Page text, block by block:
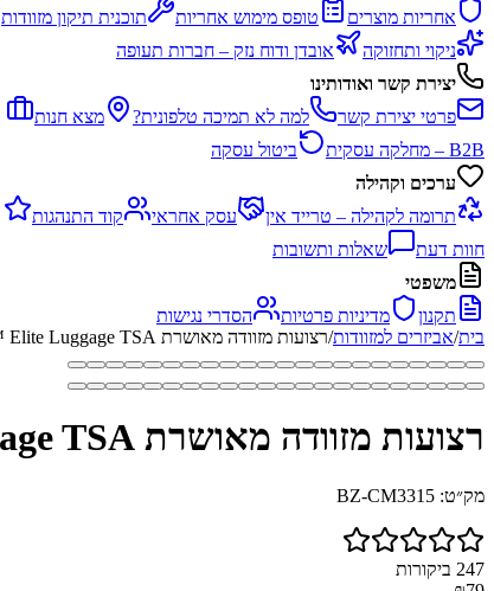
אחריות מוצרים
טופס מימוש אחריות
תוכנית תיקון מזוודות
ניקוי ותחזוקה
אובדן ודוח נזק – חברות תעופה
יצירת קשר ואודותינו
פרטי יצירת קשר
למה לא תמיכה טלפונית?
מצא חנות
B2B – מחלקה עסקית
ביטול עסקה
ערכים וקהילה
תרומה לקהילה – טרייד אין
עסק אחראי
קוד התנהגות
חוות דעת
שאלות ותשובות
משפטי
תקנון
מדיניות פרטיות
הסדרי נגישות
בית/אביזרים למזוודות/רצועות מזוודה מאושרת The Specter™ Elite Luggage TSA
רצועות מזוודה מאושרת The Specter™ Elite Luggage TSA
מק״ט: BZ-CM3315
247 ביקורות